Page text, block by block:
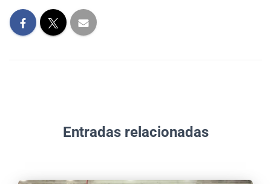
Entradas relacionadas